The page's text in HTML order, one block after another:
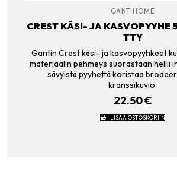
GANT HOME
CREST KÄSI- JA KASVOPYYHE
TTY
Gantin Crest käsi- ja kasvopyyhkeet
materiaalin pehmeys suorastaan hellii
sävyistä pyyhettä koristaa
kranssikuvio.
22.50€
LISÄÄ OSTOSKORIIN